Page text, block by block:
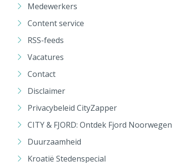
Medewerkers
Content service
RSS-feeds
Vacatures
Contact
Disclaimer
Privacybeleid CityZapper
CITY & FJORD: Ontdek Fjord Noorwegen
Duurzaamheid
Kroatië Stedenspecial